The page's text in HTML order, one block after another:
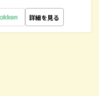
詳細を見る